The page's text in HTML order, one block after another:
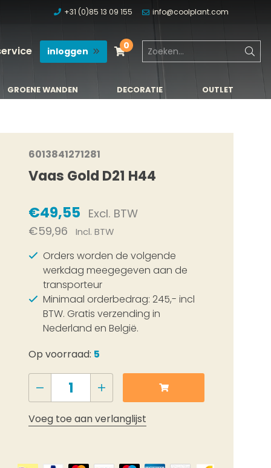
+31 (0)85 13 09 155 info@coolplant.com
inloggen 0
GROENE WANDEN DECORATIE OUTLET
GROENE WANDEN DECORATIE OUTLET
6013841271281
Vaas Gold D21 H44
€49,55 Excl. BTW
€59,96
Incl. BTW
Orders worden de volgende
werkdag meegegeven aan de
transporteur
Minimaal orderbedrag: 245,- incl
BTW. Gratis verzending in
Nederland en België.
Op voorraad: 5
Voeg toe aan verlanglijst